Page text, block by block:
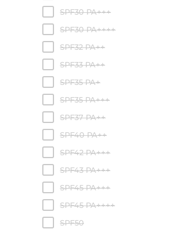
SPF30 PA+++
SPF30 PA++++
SPF32 PA++
SPF33 PA++
SPF35 PA+
SPF35 PA+++
SPF37 PA++
SPF40 PA++
SPF42 PA+++
SPF43 PA+++
SPF45 PA+++
SPF45 PA++++
SPF50